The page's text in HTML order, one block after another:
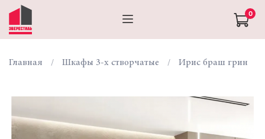
0
Главная Шкафы 3-х створчатые Ирис браш грин